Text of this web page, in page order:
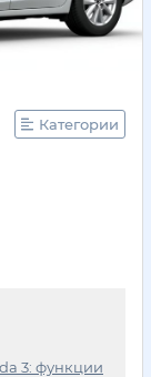
Категории
3: функции